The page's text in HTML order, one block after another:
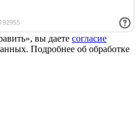
вы даете согласие
Подробнее об обработке